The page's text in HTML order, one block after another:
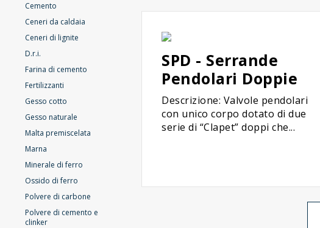
Cemento
Ceneri da caldaia
Ceneri di lignite
D.r.i.
Farina di cemento
Fertilizzanti
Gesso cotto
Gesso naturale
Malta premiscelata
Marna
Minerale di ferro
Ossido di ferro
Polvere di carbone
Polvere di cemento e
clinker
SPD - Serrande
Pendolari Doppie
Descrizione: Valvole pendolari
con unico corpo dotato di due
serie di “Clapet” doppi che...